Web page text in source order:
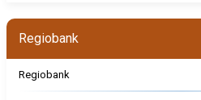
Regiobank
Regiobank